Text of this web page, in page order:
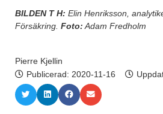
BILDEN T H: Elin Henriksson,
Försäkring. Foto: Adam Fredholm
Pierre Kjellin
Publicerad: 2020-11-16